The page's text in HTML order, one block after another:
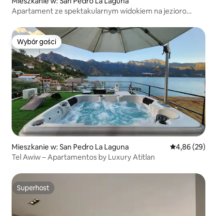
Apartament ze spektakularnym widokiem na jezioro
Wybór gości
Wybór gości
Mieszkanie w: San Pedro La Laguna Średnia
4,86 (29)
Tel Awiw – Apartamentos by Luxury Atitlan
Superhost
Superhost